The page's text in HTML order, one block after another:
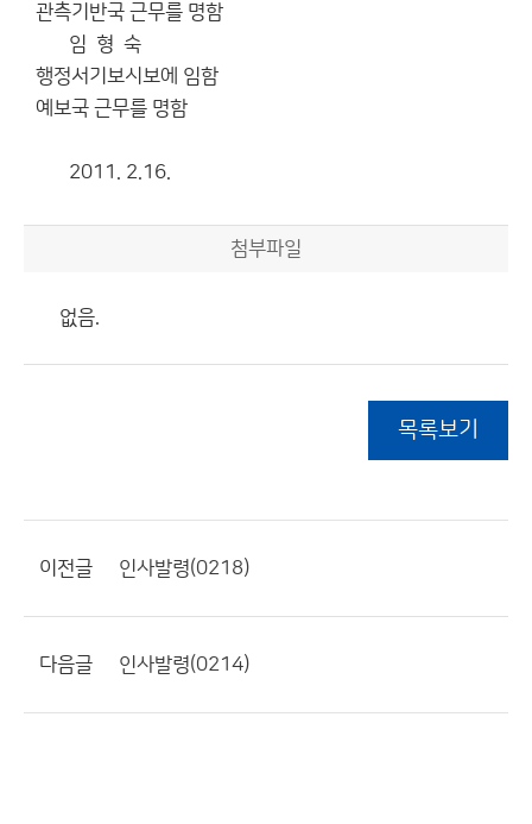
관측기반국 근무를 명함
임 형 숙
행정서기보시보에 임함
예보국 근무를 명함
2011. 2.16.
첨부파일
없음.
목록보기
이전글 인사발령(0218)
다음글 인사발령(0214)